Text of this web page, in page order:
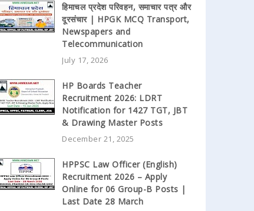
हिमाचल प्रदेश परिवहन, समाचार पत्र और
दूरसंचार | HPGK MCQ Transport,
Newspapers and
Telecommunication
July 17, 2026
HP Boards Teacher
Recruitment 2026: LDRT
Notification for 1427 TGT, JBT
& Drawing Master Posts
December 21, 2025
HPPSC Law Officer (English)
Recruitment 2026 – Apply
Online for 06 Group-B Posts |
Last Date 28 March